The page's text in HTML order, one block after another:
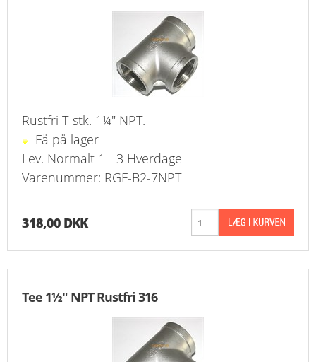
Rustfri T-stk. 1¼" NPT.
Få på lager
Lev. Normalt 1 - 3 Hverdage
Varenummer: RGF-B2-7NPT
318,00 DKK
Tee 1½" NPT Rustfri 316